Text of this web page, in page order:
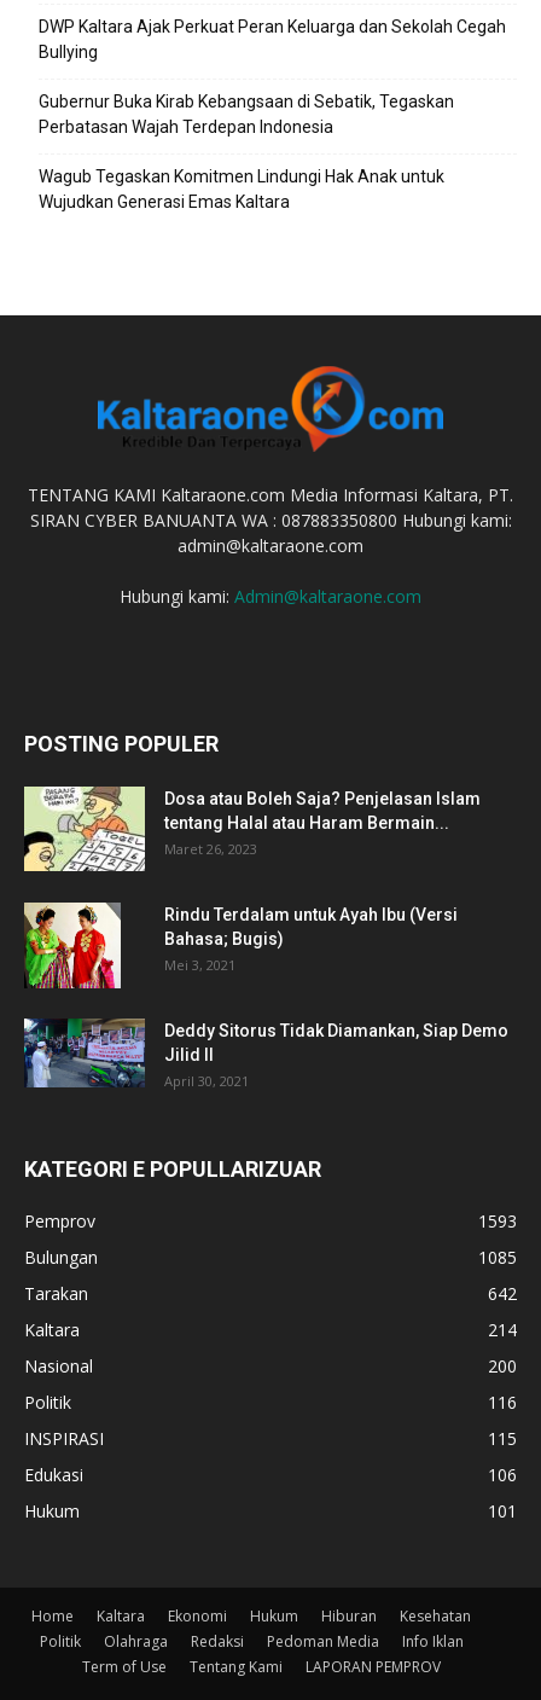
DWP Kaltara Ajak Perkuat Peran Keluarga dan Sekolah Cegah
Bullying
Gubernur Buka Kirab Kebangsaan di Sebatik, Tegaskan
Perbatasan Wajah Terdepan Indonesia
Wagub Tegaskan Komitmen Lindungi Hak Anak untuk
Wujudkan Generasi Emas Kaltara
TENTANG KAMI Kaltaraone.com Media Informasi Kaltara, PT.
SIRAN CYBER BANUANTA WA : 087883350800 Hubungi kami:
admin@kaltaraone.com
Hubungi kami: Admin@kaltaraone.com
POSTING POPULER
Dosa atau Boleh Saja? Penjelasan Islam
tentang Halal atau Haram Bermain...
Maret 26, 2023
Rindu Terdalam untuk Ayah Ibu (Versi
Bahasa; Bugis)
Mei 3, 2021
Deddy Sitorus Tidak Diamankan, Siap Demo
Jilid II
April 30, 2021
KATEGORI E POPULLARIZUAR
Pemprov
1593
Bulungan
1085
Tarakan
642
Kaltara
214
Nasional
200
Politik
116
INSPIRASI
115
Edukasi
106
Hukum
101
Home Kaltara Ekonomi Hukum Hiburan
Kesehatan
Politik
Olahraga Redaksi Pedoman Media
Info Iklan
Term of Use
Tentang Kami LAPORAN PEMPROV